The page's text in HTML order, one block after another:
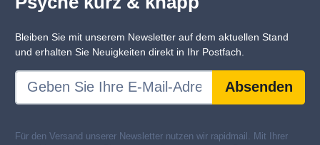
Bleiben Sie mit unserem Newsletter auf dem aktuellen Stand
und erhalten Sie Neuigkeiten direkt in Ihr Postfach.
Absenden
Für den Versand unserer Newsletter nutzen wir rapidmail. Mit Ihrer